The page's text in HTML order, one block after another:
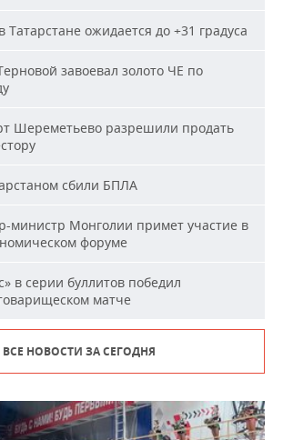
Татарстане ожидается до +31 градуса
завоевал золото ЧЕ по
Шереметьево разрешили продать
сбили БПЛА
министр Монголии примет участие в
форуме
в серии буллитов победил
матче
ВСЕ НОВОСТИ ЗА СЕГОДНЯ